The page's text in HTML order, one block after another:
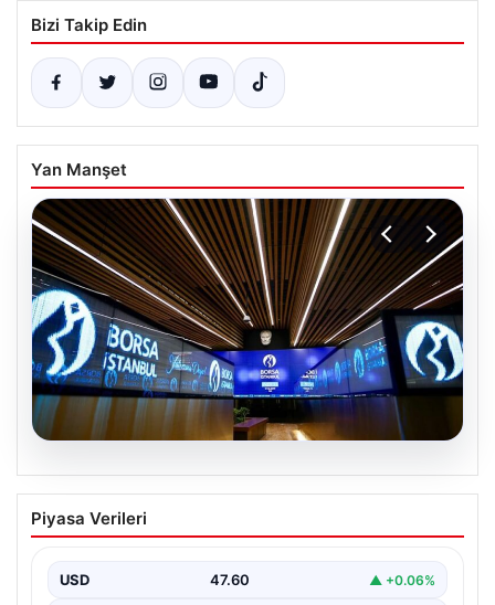
Bizi Takip Edin
Yan Manşet
05.08.2026
Yatırım araçlarının haftalık performansı
nasıl oldu?
Piyasa Verileri
USD 47.60 ▲ +0.06%